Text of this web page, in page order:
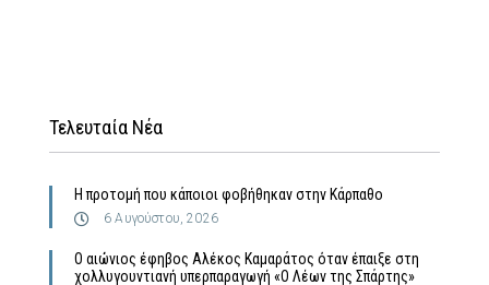
Τελευταία Νέα
Η προτομή που κάποιοι φοβήθηκαν στην Κάρπαθο
6 Αυγούστου, 2026
Ο αιώνιος έφηβος Αλέκος Καμαράτος όταν έπαιξε στη
χολλυγουντιανή υπερπαραγωγή «Ο Λέων της Σπάρτης»